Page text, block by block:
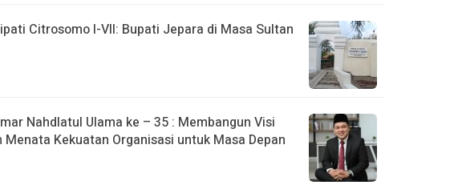
Citrosomo I-VII: Bupati Jepara di Masa Sultan
Nahdlatul Ulama ke – 35 : Membangun Visi
Menata Kekuatan Organisasi untuk Masa Depan